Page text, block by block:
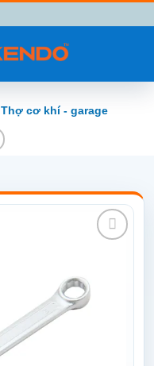
Thợ cơ khí - garage